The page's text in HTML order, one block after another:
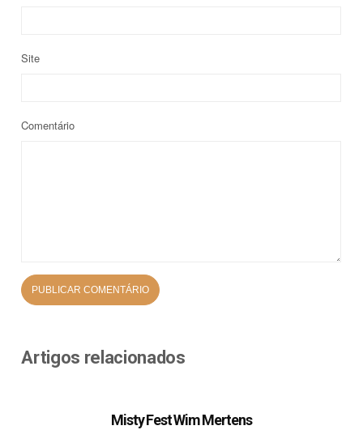
Site
Comentário
Artigos relacionados
Misty Fest Wim Mertens